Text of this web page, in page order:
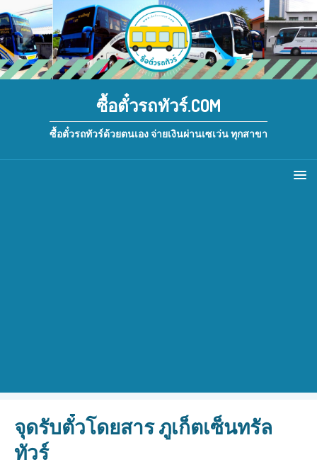
ซื้อตั๋วรถทัวร์.COM
ซื้อตั๋วรถทัวร์ด้วยตนเอง จ่ายเงินผ่านเซเว่น ทุกสาขา
จุดรับตั๋วโดยสาร ภูเก็ตเซ็นทรัล
ทัวร์